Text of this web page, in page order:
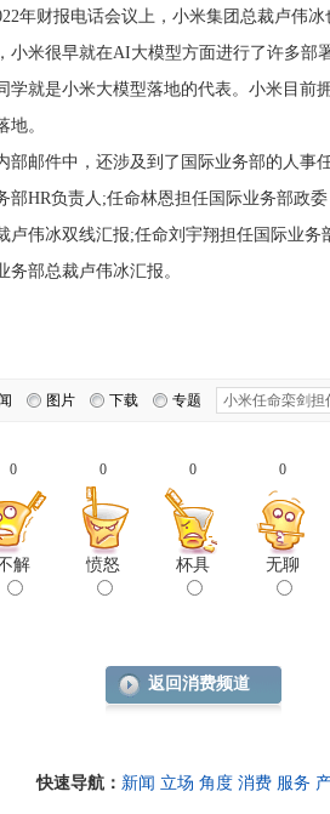
财报电话会议上，小米集团总裁卢伟冰
小米很早就在AI大模型方面进行了许多部
学就是小米大模型落地的代表。小米目前
地。
邮件中，还涉及到了国际业务部的人事
部HR负责人;任命林恩担任国际业务部政
卢伟冰双线汇报;任命刘宇翔担任国际业务
务部总裁卢伟冰汇报。
图片 下载 专题
0
解
0
愤怒
0
杯具
0
无聊
返回消费频道
快速导航： 新闻 立场 角度 消费 服务